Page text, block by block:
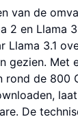
van de
2 en Llama
Llama 3.1
gezien. Met
rond de 800
De